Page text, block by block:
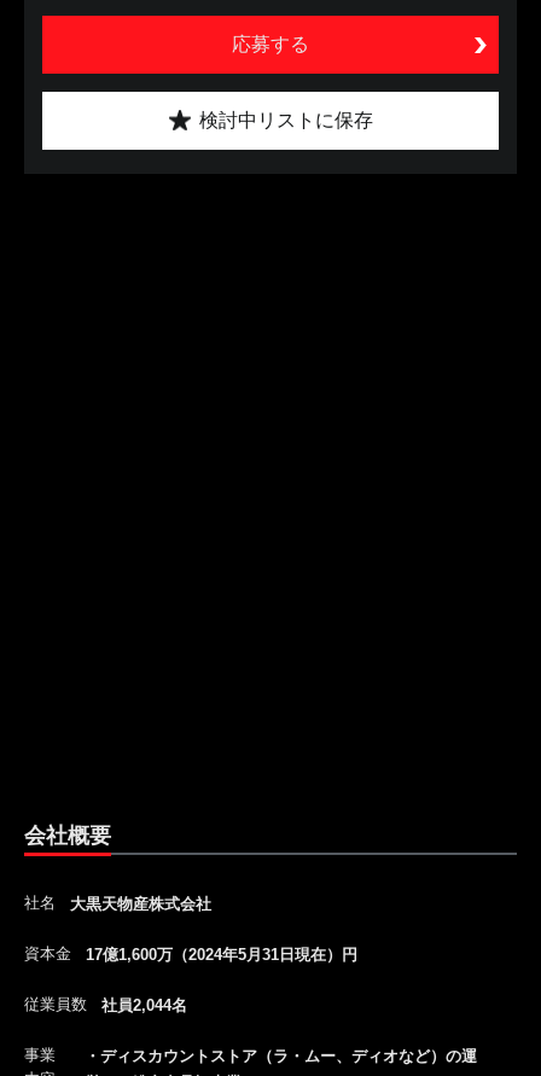
応募する
検討中リストに保存
会社概要
社名 大黒天物産株式会社
資本金 17億1,600万（2024年5月31日現在）円
従業員数 社員2,044名
事業
・ディスカウントストア（ラ・ムー、ディオなど）の運